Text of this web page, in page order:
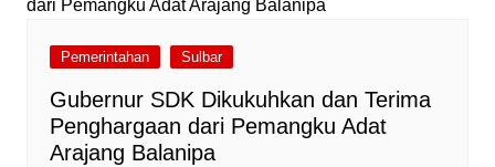
Pemerintahan Sulbar
Gubernur SDK Dikukuhkan dan Terima
Penghargaan dari Pemangku Adat
Arajang Balanipa